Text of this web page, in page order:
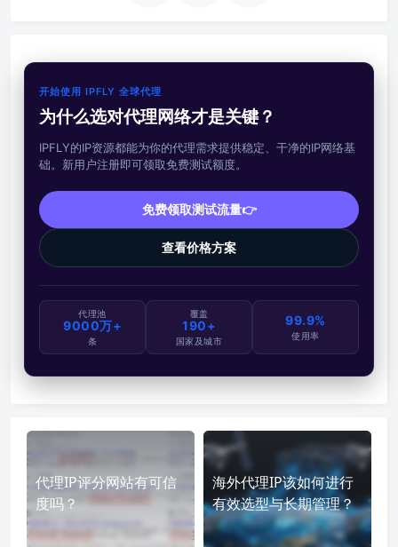
开始使用 IPFLY 全球代理
为什么选对代理网络才是关键？
IPFLY的IP资源都能为你的代理需求提供稳定、干净的IP网络基
础。新用户注册即可领取免费测试额度。
免费领取测试流量👉
查看价格方案
代理池
9000万+
条
覆盖
190+
国家及城市
99.9%
使用率
代理IP评分网站有可信
度吗？
海外代理IP该如何进行
有效选型与长期管理？